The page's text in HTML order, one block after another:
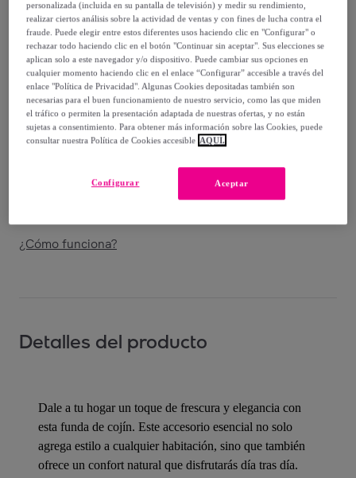
Vendido porCreaciones Euromoda
Entrega
Entrega desde2,95 €
y el14/08
¿Cómo funciona?
Detalles del producto
Dale a tu hogar un toque de frescura y elegancia con
esta funda de cojín. Este accesorio esencial no solo
agrega estilo a cualquier habitación, sino que también
ofrece un confort natural que disfrutarás día tras día.
personalizada (incluida en su pantalla de televisión) y medir su rendimiento,
realizar ciertos análisis sobre la actividad de ventas y con fines de lucha contra el
fraude. Puede elegir entre estos diferentes usos haciendo clic en "Configurar" o
rechazar todo haciendo clic en el botón "Continuar sin aceptar". Sus elecciones se
aplican solo a este navegador y/o dispositivo. Puede cambiar sus opciones en
cualquier momento haciendo clic en el enlace “Configurar” accesible a través del
enlace "Política de Privacidad". Algunas Cookies depositadas también son
necesarias para el buen funcionamiento de nuestro servicio, como las que miden
el tráfico o permiten la presentación adaptada de nuestras ofertas, y no están
sujetas a consentimiento. Para obtener más información sobre las Cookies, puede
consultar nuestra Política de Cookies accesible AQUÍ.
Aceptar
Configurar